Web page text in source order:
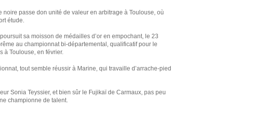
noire passe don unité de valeur en arbitrage à Toulouse, où
étude.
sa moisson de médailles d’or en empochant, le 23
au championnat bi-départemental, qualificatif pour le
à Toulouse, en février.
tout semble réussir à Marine, qui travaille d’arrache-pied
Sonia Teyssier, et bien sûr le Fujikaï de Carmaux, pas peu
championne de talent.